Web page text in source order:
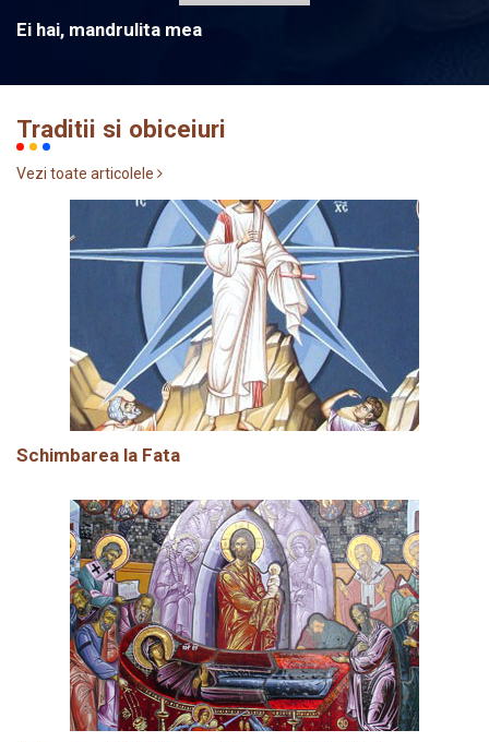
Ei hai, mandrulita mea
Traditii si obiceiuri
Vezi toate articolele
Schimbarea la Fata